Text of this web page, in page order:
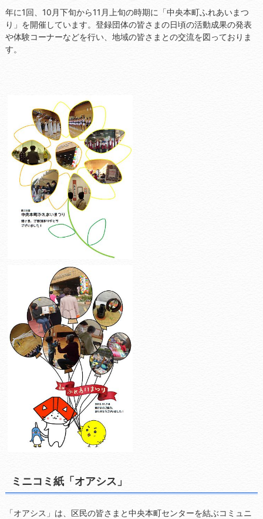
年に1回、10月下旬から11月上旬の時期に「中央本町ふれあいまつ
り」を開催しています。登録団体の皆さまの日頃の活動成果の発表
や体験コーナーなどを行い、地域の皆さまとの交流を図っておりま
す。
ミニコミ紙「オアシス」
「オアシス」は、区民の皆さまと中央本町センターを結ぶコミュニ